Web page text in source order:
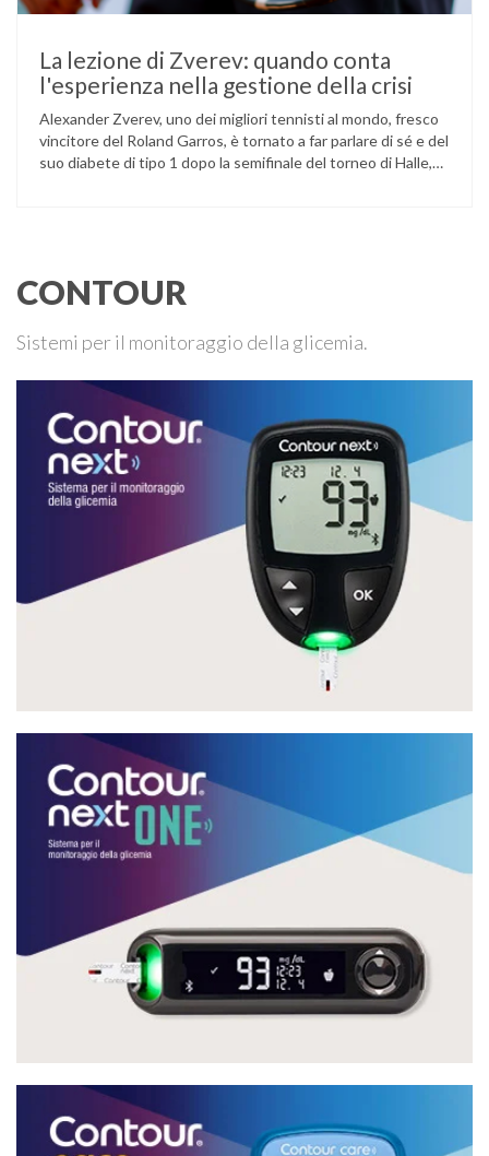
La lezione di Zverev: quando conta
l'esperienza nella gestione della crisi
Alexander Zverev, uno dei migliori tennisti al mondo, fresco
vincitore del Roland Garros, è tornato a far parlare di sé e del
suo diabete di tipo 1 dopo la semifinale del torneo di Halle,
CONTOUR
Sistemi per il monitoraggio della glicemia.